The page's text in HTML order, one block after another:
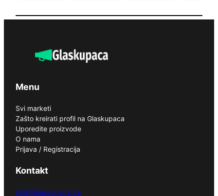
Menu
Svi marketi
Zašto kreirati profil na Glaskupaca
Uporedite proizvode
O nama
Prijava / Registracija
Kontakt
info@glaskupaca.ba